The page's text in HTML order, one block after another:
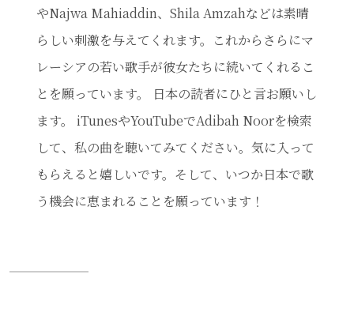
やNajwa Mahiaddin、Shila Amzahなどは素晴
らしい刺激を与えてくれます。これからさらにマ
レーシアの若い歌手が彼女たちに続いてくれるこ
とを願っています。 日本の読者にひと言お願いし
ます。 iTunesやYouTubeでAdibah Noorを検索
して、私の曲を聴いてみてください。気に入って
もらえると嬉しいです。そして、いつか日本で歌
う機会に恵まれることを願っています！